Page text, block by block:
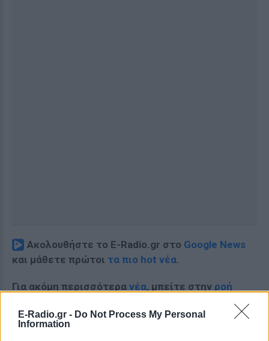
E-Radio.gr - Do Not Process My Personal
Information
Ακολουθήστε το E-Radio.gr στο Google News
και μάθετε πρώτοι τα πιο hot νέα.
Για ακόμη περισσότερα νέα, μπείτε στην ροή
Ακολουθήστε το E-Radio.gr και στο Instagram